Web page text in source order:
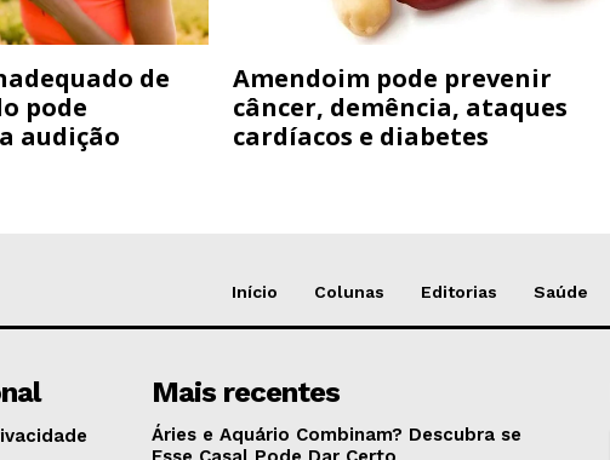
de
pode
audição
Amendoim pode prevenir
câncer, demência, ataques
cardíacos e diabetes
Início Colunas Editorias Saúde
Mais recentes
Áries e Aquário Combinam? Descubra se